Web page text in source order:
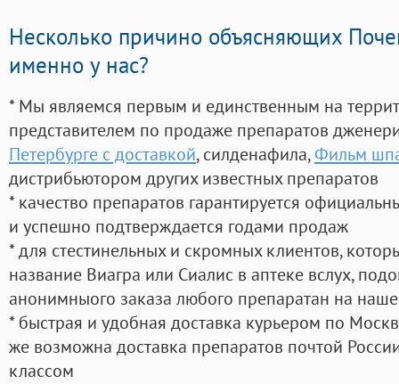
Несколько причино объясняющих
именно у нас?
* Мы являемся первым и единственным на
представителем по продаже препаратов
Петербурге с доставкой, силденафила,Фильм
дистрибьютором других известных препаратов
* качество препаратов гарантируется
и успешно подтверждается годами продаж
* для стестинельных и скромных клиентов,
название Виагра или Сиалис в аптеке вслух,
анонимныого заказа любого препаратан на
* быстрая и удобная доставка курьером по
же возможна доставка препаратов почтой
классом